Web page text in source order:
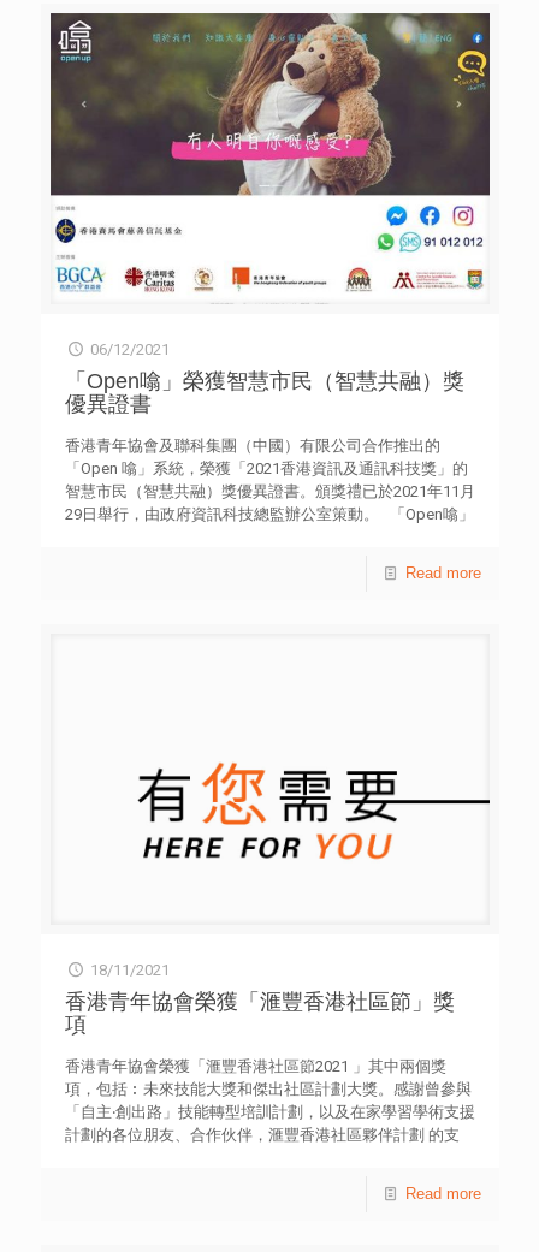
生命。 計劃概覽: 問卷調查：了解香港塑膠回收問題
(2021年11月) 教育工作坊：工作坊將涵蓋香港塑膠回收的現
況，讓參加者體驗塑膠的重塑過程 (2021年11月至2022年5
月) 膠樽回收：在香港的不同地點放置回收箱，鼓勵大眾一
起回收膠樽，養成回收習慣 (2021年11月至2022年5月) 升級
再造：以計劃內所收集相等份量塑膠材料進行重塑 (2022年5
月至6月) 回贈社區：重塑再新產品回贈社區 (2022年5月至6
月) 活動詳情及報名
06/12/2021
「Open噏」榮獲智慧市民（智慧共融）獎
優異證書
香港青年協會及聯科集團（中國）有限公司合作推出的
「Open 噏」系統，榮獲「2021香港資訊及通訊科技獎」的
智慧市民（智慧共融）獎優異證書。頒獎禮已於2021年11月
29日舉行，由政府資訊科技總監辦公室策動。 「Open噏」
息工具，讓年青人以手機、平板或電腦，在WhatsApp、
擾。同時，更可以監察着求助者的自殺指數及情緒變化，及
時利用SMART模組提供的指導方式、及有用資信，為年青人
解懮。 平台於2018年10月推出至今，已為超過77,000人次
提供了適切的服務。「Open噏」將繼續利用最先進的科技
及技術，為香港的年青人提供情感支援和預防自殺。
Read more
18/11/2021
香港青年協會榮獲「滙豐香港社區節」獎
項
香港青年協會榮獲「滙豐香港社區節2021 」其中兩個獎
項，包括︰未來技能大獎和傑出社區計劃大獎。感謝曾參與
「自主‧創出路」技能轉型培訓計劃，以及在家學習學術支援
計劃的各位朋友、合作伙伴，滙豐香港社區夥伴計劃 的支
Read more